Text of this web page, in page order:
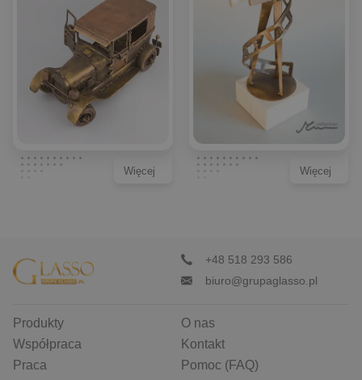
Więcej Więcej
+48 518 293 586
biuro@grupaglasso.pl
Produkty
O nas
Współpraca
Kontakt
Praca
Pomoc (FAQ)